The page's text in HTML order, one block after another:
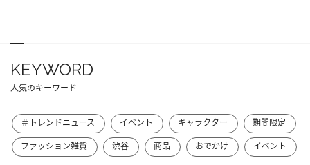
KEYWORD
人気のキーワード
＃トレンドニュース イベント キャラクター
期間限定
ファッション雑貨
渋谷 商品 おでかけ イベント